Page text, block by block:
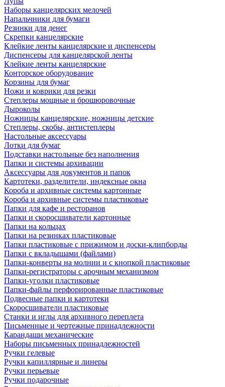
Наборы канцелярских мелочей
Напальчники для бумаги
Резинки для денег
Скрепки канцелярские
Клейкие ленты канцелярские и диспенсеры
Диспенсеры для канцелярской ленты
Клейкие ленты канцелярские
Конторское оборудование
Корзины для бумаг
Ножи и коврики для резки
Степлеры мощные и брошюровочные
Дыроколы
Ножницы канцелярские, ножницы детские
Степлеры, скобы, антистеплеры
Настольные аксессуары
Лотки для бумаг
Подставки настольные без наполнения
Папки и системы архивации
Аксессуары для документов и папок
Картотеки, разделители, индексные окна
Короба и архивные системы картонные
Короба и архивные системы пластиковые
Папки для кафе и ресторанов
Папки и скоросшиватели картонные
Папки на кольцах
Папки на резинках пластиковые
Папки пластиковые с прижимом и доски-клипборды
Папки с вкладышами (файлами)
Папки-конверты на молнии и с кнопкой пластиковые
Папки-регистраторы с арочным механизмом
Папки-уголки пластиковые
Папки-файлы перфорированные пластиковые
Подвесные папки и картотеки
Скоросшиватели пластиковые
Станки и иглы для архивного переплета
Письменные и чертежные принадлежности
Карандаши механические
Наборы письменных принадлежностей
Ручки гелевые
Ручки капиллярные и линеры
Ручки перьевые
Ручки подарочные